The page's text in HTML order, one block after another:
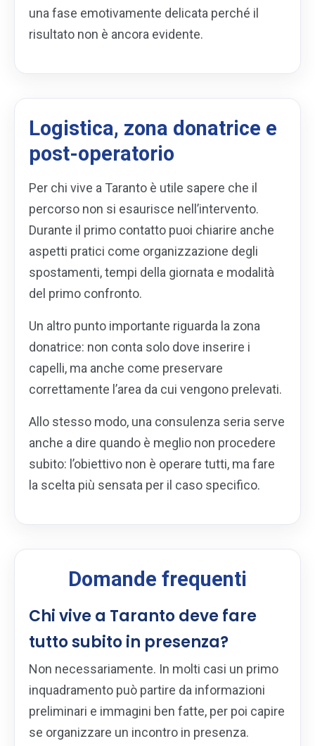
una fase emotivamente delicata perché il
risultato non è ancora evidente.
Logistica, zona donatrice e
post-operatorio
Per chi vive a Taranto è utile sapere che il
percorso non si esaurisce nell’intervento.
Durante il primo contatto puoi chiarire anche
aspetti pratici come organizzazione degli
spostamenti, tempi della giornata e modalità
del primo confronto.
Un altro punto importante riguarda la zona
donatrice: non conta solo dove inserire i
capelli, ma anche come preservare
correttamente l’area da cui vengono prelevati.
Allo stesso modo, una consulenza seria serve
anche a dire quando è meglio non procedere
subito: l’obiettivo non è operare tutti, ma fare
la scelta più sensata per il caso specifico.
Domande frequenti
Chi vive a Taranto deve fare
tutto subito in presenza?
Non necessariamente. In molti casi un primo
inquadramento può partire da informazioni
preliminari e immagini ben fatte, per poi capire
se organizzare un incontro in presenza.